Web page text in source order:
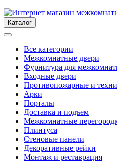
Каталог
Все категории
Межкомнатные двери
Фурнитура для
Входные двери
Противопожарные и
Арки
Порталы
Доставка и подъем
Межкомнатные
Плинтуса
Стеновые панели
Декоративные рейки
Монтаж и реставрация